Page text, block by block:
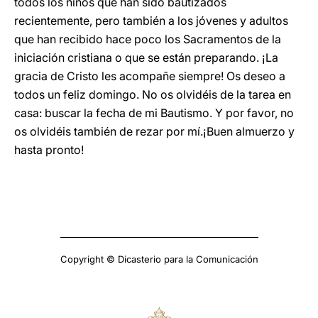
recientemente, pero también a los jóvenes y adultos
que han recibido hace poco los Sacramentos de la
iniciación cristiana o que se están preparando. ¡La
gracia de Cristo les acompañe siempre! Os deseo a
todos un feliz domingo. No os olvidéis de la tarea en
casa: buscar la fecha de mi Bautismo. Y por favor, no
os olvidéis también de rezar por mí.¡Buen almuerzo y
hasta pronto!
Copyright © Dicasterio para la Comunicación